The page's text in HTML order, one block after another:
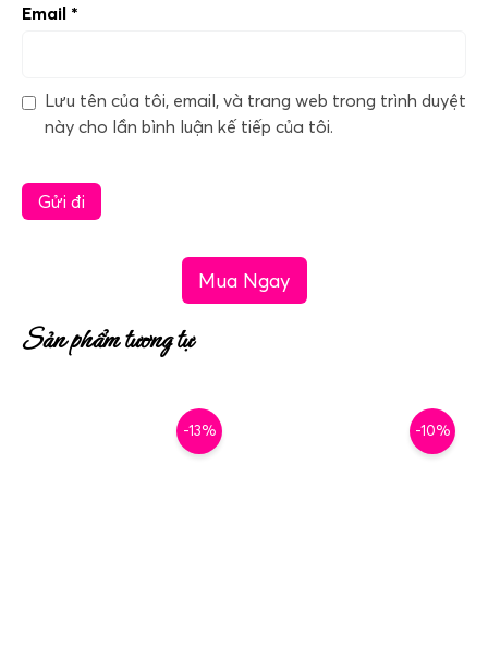
Email *
Lưu tên của tôi, email, và trang web trong trình duyệt
này cho lần bình luận kế tiếp của tôi.
Mua Ngay
Sản phẩm tương tự
-13% -10%